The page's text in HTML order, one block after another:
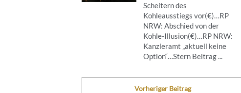
Scheitern des
Kohleausstiegs vor(€)…RP
NRW: Abschied von der
Kohle-Illusion(€)…RP NRW:
Kanzleramt „aktuell keine
Option“…Stern Beitrag ...
Vorheriger Beitrag